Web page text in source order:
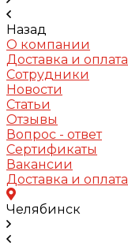
Назад
О компании
Доставка и оплата
Сотрудники
Новости
Статьи
Отзывы
Вопрос - ответ
Сертификаты
Вакансии
Доставка и оплата
Челябинск